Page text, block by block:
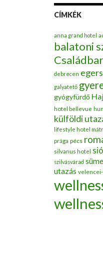
CÍMKÉK
anna grand hotel
balatoni
debrecen
galyatető
gyógyfürdő
hotel bellevue
külföldi
lifestyle hotel
prága pécs
silvanus hotel
szilvásvárad
utazás